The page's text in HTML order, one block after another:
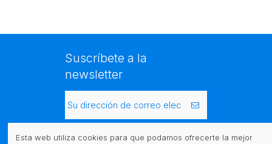
Suscríbete a la
newsletter
Para ello, consulte nuestra información de
contacto en el aviso legal.
Esta web utiliza cookies para que podamos ofrecerte la mejor